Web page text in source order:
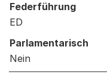
Federführung
ED
Parlamentarisch
Nein